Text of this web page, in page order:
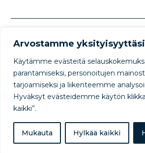
Arvostamme yksityisyyttäsi
Käytämme evästeitä
parantamiseksi, personoitujen
tarjoamiseksi ja liikenteemme
Hyväksyt evästeidemme käytön
kaikki”.
Mukauta Hylkää kaikki
© Copyright Protect Our Winters
Privacy Policy